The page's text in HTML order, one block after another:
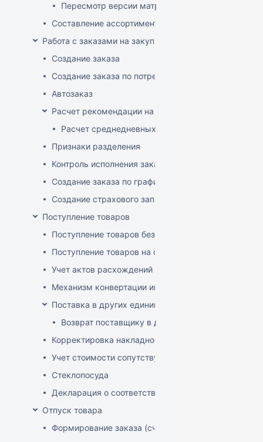
Пересмотр версии матрицы
Составление ассортимента магазина
Работа с заказами на закупку
Создание заказа
Создание заказа по потребностям
Автозаказ
Расчет рекомендации на закупку
Расчет среднедневных продаж
Признаки разделения
Контроль исполнения заказов поставщиком
Создание заказа по графику
Создание страхового запаса
Поступление товаров
Поступление товаров без заказа
Поступление товаров на основе заказа
Учет актов расхождений при поступлении товаров
Механизм конвертации инвойсов из иностранной
Поставка в других единицах
Возврат поставщику в других единицах
Корректировка накладной (РФ)
Учет стоимости сопутствующих услуг в приходе
Стеклопосуда
Декларация о соответствии
Отпуск товара
Формирование заказа (счета-фактуры)